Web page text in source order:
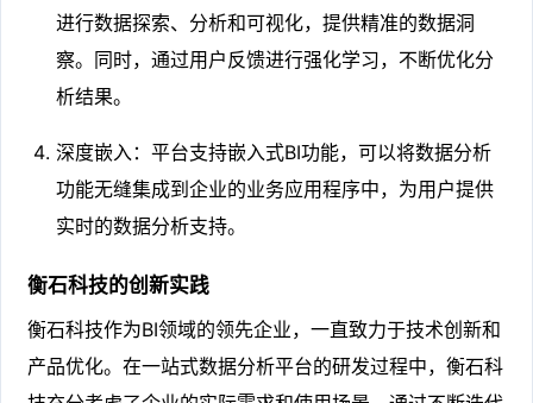
进行数据探索、分析和可视化，提供精准的数据洞
察。同时，通过用户反馈进行强化学习，不断优化分
析结果。
深度嵌入：平台支持嵌入式BI功能，可以将数据分析
功能无缝集成到企业的业务应用程序中，为用户提供
实时的数据分析支持。
衡石科技的创新实践
衡石科技作为BI领域的领先企业，一直致力于技术创新和
产品优化。在一站式数据分析平台的研发过程中，衡石科